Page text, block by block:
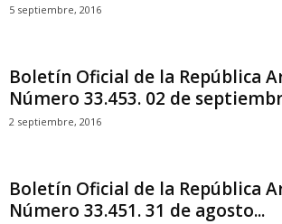
5 septiembre, 2016
Boletín Oficial de la República
Número 33.453. 02 de
2 septiembre, 2016
Boletín Oficial de la República
Número 33.451. 31 de agosto...